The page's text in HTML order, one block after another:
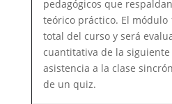
pedagógicos que
teórico práctico. El módulo
total del curso y será
cuantitativa de la
asistencia a la clase
de un quiz.